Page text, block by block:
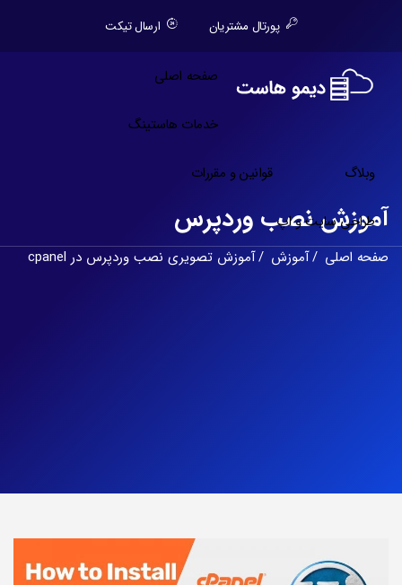
پورتال مشتریان ارسال تیکت
صفحه اصلی
خدمات هاستینگ
وبلاگ قوانین و مقررات
طراحی سایت و اپ
آموزش نصب وردپرس
صفحه اصلی آموزش آموزش تصویری نصب وردپرس در cpanel